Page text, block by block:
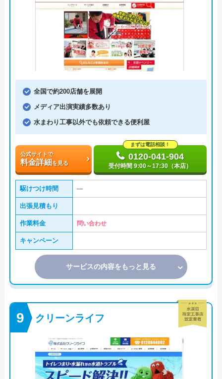
全国で約200店舗を展開
メディア出演実績多数あり
水まわり工事以外でも依頼できる便利屋
公式サイトで
料金詳細を見る
まずは電話相談！
0120-041-904
受付時間 9:00～17:30（本店）
駆けつけ時間 ―
出張見積もり
作業料金 問い合わせ
キャンペーン
サービスの内容をもっと見る
クリーンライフ